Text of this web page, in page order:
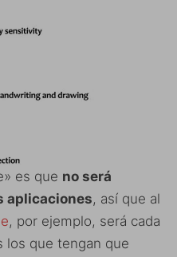
es que no será
aplicaciones, así que al
, por ejemplo, será cada
los que tengan que